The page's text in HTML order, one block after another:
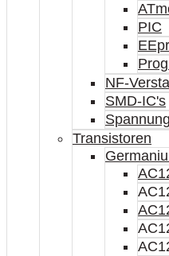
PIC
NF-
SMD-IC's
Transistoren